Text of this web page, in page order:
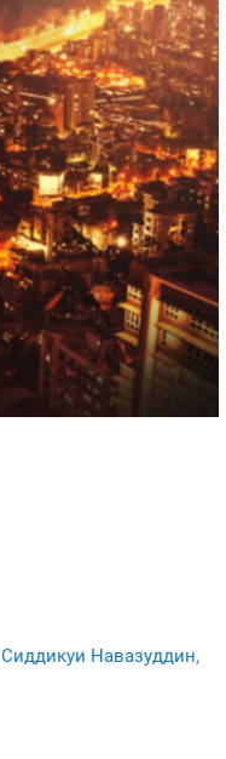
Сиддикуи Навазуддин,